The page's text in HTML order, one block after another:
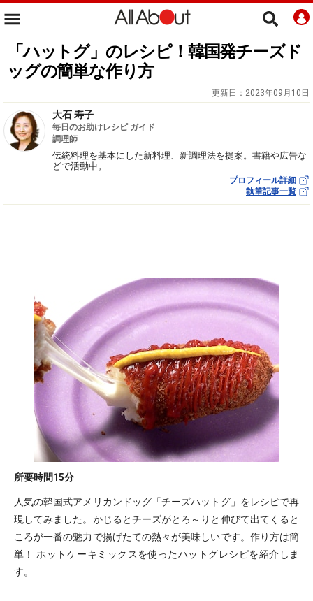
「ハットグ」のレシピ！韓国発チーズド
ッグの簡単な作り方
更新日： 2023年09月10日
大石 寿子
毎日のお助けレシピ ガイド
調理師
伝統料理を基本にした新料理、新調理法を提案。書籍や広告な
どで活動中。
プロフィール詳細
執筆記事一覧
所要時間15分
人気の韓国式アメリカンドッグ「チーズハットグ」をレシピで再
現してみました。かじるとチーズがとろ～りと伸びて出てくると
ころが一番の魅力で揚げたての熱々が美味しいです。作り方は簡
単！ ホットケーキミックスを使ったハットグレシピを紹介しま
す。